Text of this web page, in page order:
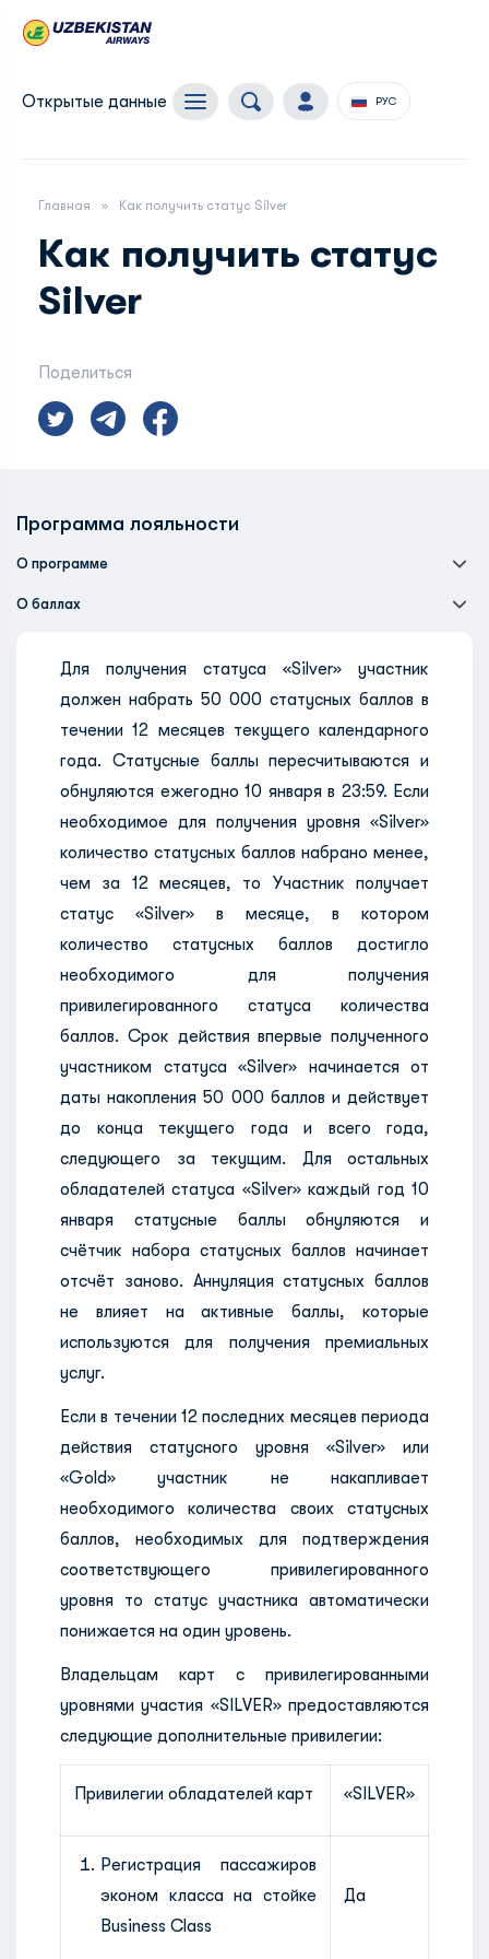
Открытые данные РУС
Главная Как получить статус Silver
Как получить статус
Silver
Поделиться
Программа лояльности
О программе
О баллах
Для получения статуса «Silver» участник
должен набрать 50 000 статусных баллов в
течении 12 месяцев текущего календарного
года. Статусные баллы пересчитываются и
обнуляются ежегодно 10 января в 23:59. Если
необходимое для получения уровня «Silver»
количество статусных баллов набрано менее,
чем за 12 месяцев, то Участник получает
статус «Silver» в месяце, в котором
количество статусных баллов достигло
необходимого для получения
привилегированного статуса количества
баллов. Срок действия впервые полученного
участником статуса «Silver» начинается от
даты накопления 50 000 баллов и действует
до конца текущего года и всего года,
следующего за текущим. Для остальных
обладателей статуса «Silver» каждый год 10
января статусные баллы обнуляются и
счётчик набора статусных баллов начинает
отсчёт заново. Аннуляция статусных баллов
не влияет на активные баллы, которые
используются для получения премиальных
услуг.
Если в течении 12 последних месяцев периода
действия статусного уровня «Silver» или
«Gold» участник не накапливает
необходимого количества своих статусных
баллов, необходимых для подтверждения
соответствующего привилегированного
уровня то статус участника автоматически
понижается на один уровень.
Владельцам карт с привилегированными
уровнями участия «SILVER» предоставляются
следующие дополнительные привилегии:
Привилегии обладателей карт «SILVER»
Регистрация пассажиров
эконом класса на стойке
Business Class
Да